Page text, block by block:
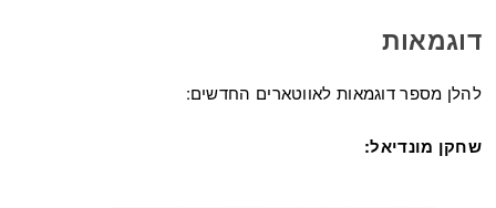
דוגמאות
להלן מספר דוגמאות לאווטארים החדשים:
שחקן מונדיאל: